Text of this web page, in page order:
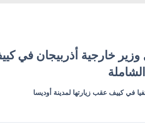
وزير خارجية أذربيجان في
في كييف عقب زيارتها لمدينة أوديسا